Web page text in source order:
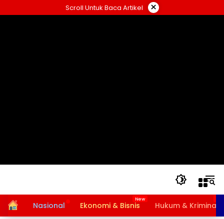
ke
Scroll Untuk Baca Artikel ×
HomeNasional Ekonomi & Bisnis Hukum & Kriminal